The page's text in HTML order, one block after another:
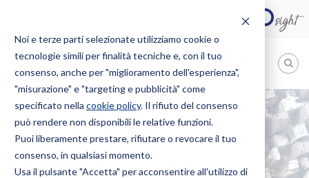
Noi e terze parti selezionate utilizziamo cookie o
tecnologie simili per finalità tecniche e, con il tuo
consenso, anche per "miglioramento dell'esperienza",
"misurazione" e "targeting e pubblicità" come
specificato nella cookie policy. Il rifiuto del consenso
può rendere non disponibili le relative funzioni.
Puoi liberamente prestare, rifiutare o revocare il tuo
consenso, in qualsiasi momento.
Usa il pulsante "Accetta" per acconsentire all'utilizzo di
Bugnion
The
way
HOME PROFESSIONISTI MARILINA PANSINI
Marilina Pansini